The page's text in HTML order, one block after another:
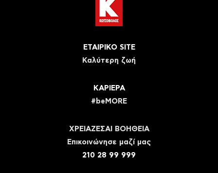
ΕΤΑΙΡΙΚΟ SITE
Καλύτερη ζωή
ΚΑΡΙΕΡΑ
#beMORE
ΧΡΕΙΑΖΕΣΑΙ ΒΟΗΘΕΙΑ
Eπικοινώνησε μαζί μας
210 28 99 999